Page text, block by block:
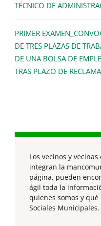
TÉCNICO DE
PRIMER
DE TRES PLAZAS DE
DE UNA BOLSA DE
TRAS PLAZO DE
Los vecinos y
integran la
página, pueden
ágil toda la
quienes somos y qué
Sociales Municipales.